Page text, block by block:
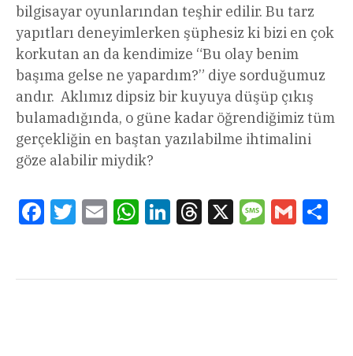
bilgisayar oyunlarından teşhir edilir. Bu tarz
yapıtları deneyimlerken şüphesiz ki bizi en çok
korkutan an da kendimize “Bu olay benim
başıma gelse ne yapardım?” diye sorduğumuz
andır. Aklımız dipsiz bir kuyuya düşüp çıkış
bulamadığında, o güne kadar öğrendiğimiz tüm
gerçekliğin en baştan yazılabilme ihtimalini
göze alabilir miydik?
FacebookTwitterEmail WhatsAppLinkedInThreads
X Message
Gmail